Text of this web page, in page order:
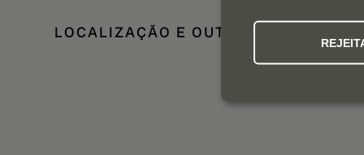
LOCALIZAÇÃO E OUTROS DADOS DE